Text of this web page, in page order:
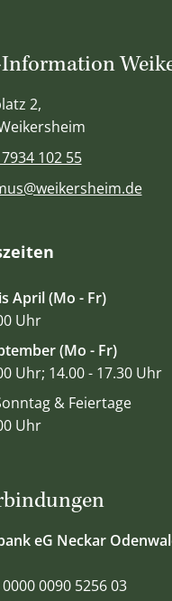
eG Neckar
0090 5256 03
2,
102 55
April (Mo - Fr)
Uhr
(Mo - Fr)
Uhr; 14.00 - 17.30 Uhr
& Feiertage
Uhr